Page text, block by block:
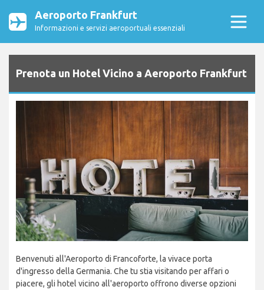
Aeroporto Frankfurt
Informazioni e servizi aeroportuali essenziali
Prenota un Hotel Vicino a Aeroporto Frankfurt
Benvenuti all'Aeroporto di Francoforte, la vivace porta
d'ingresso della Germania. Che tu stia visitando per affari o
piacere, gli hotel vicino all'aeroporto offrono diverse opzioni